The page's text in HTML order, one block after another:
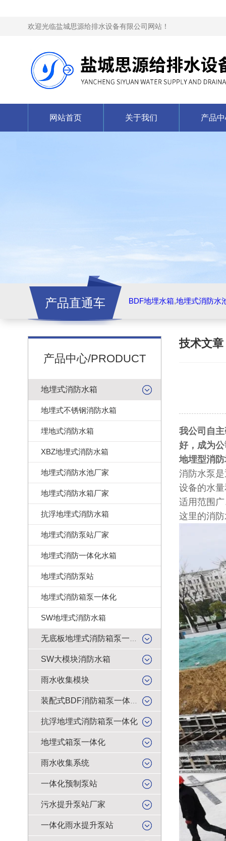
欢迎光临盐城思源给排水设备有限公司网站！
网站首页 关于我们 产品
产品直通车 BDF地埋水箱,地埋式消防水
产品中心/PRODUCT
地埋式消防水箱
地埋式不锈钢消防水箱
埋地式消防水箱
XBZ地埋式消防水箱
地埋式消防水池厂家
地埋式消防水箱厂家
抗浮地埋式消防水箱
地埋式消防泵站厂家
地埋式消防一体化水箱
地埋式消防泵站
地埋式消防箱泵一体化
SW地埋式消防水箱
SW大模块消防水箱
雨水收集模块
抗浮地埋式消防箱泵一体化
地埋式箱泵一体化
雨水收集系统
一体化预制泵站
污水提升泵站厂家
一体化雨水提升泵站
技术文章
我公司自
好，成为
地埋型消
消防水泵
设备的水
适用范围
这里的消